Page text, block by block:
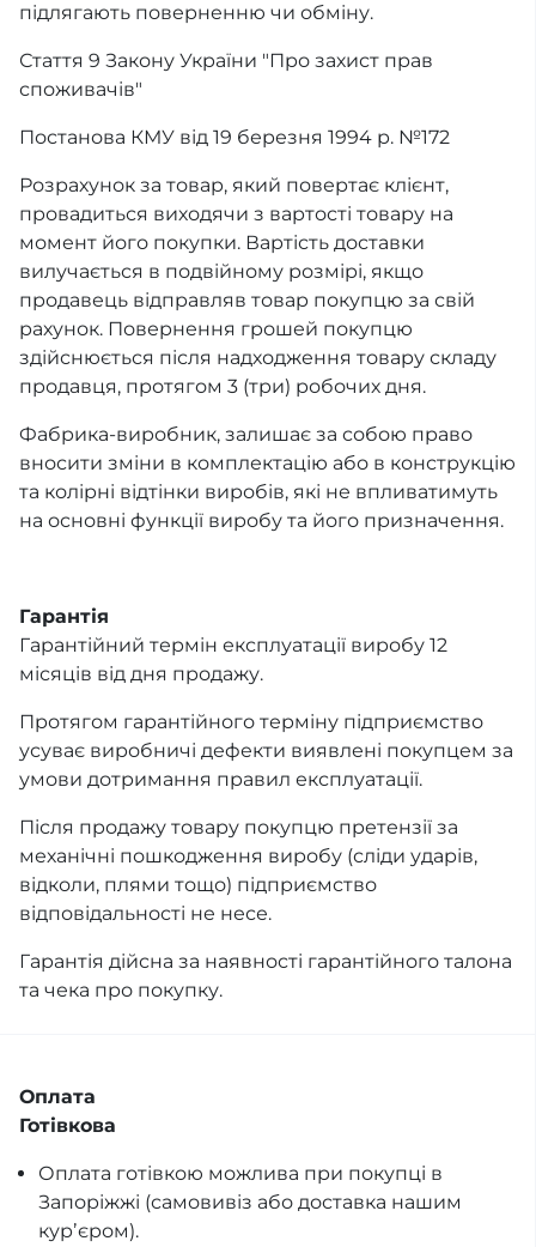
підлягають поверненню чи обміну.
Стаття 9 Закону України "Про захист прав
споживачів"
Постанова КМУ від 19 березня 1994 р. №172
Розрахунок за товар, який повертає клієнт,
провадиться виходячи з вартості товару на
момент його покупки. Вартість доставки
вилучається в подвійному розмірі, якщо
продавець відправляв товар покупцю за свій
рахунок. Повернення грошей покупцю
здійснюється після надходження товару складу
продавця, протягом 3 (три) робочих дня.
Фабрика-виробник, залишає за собою право
вносити зміни в комплектацію або в конструкцію
та колірні відтінки виробів, які не впливатимуть
на основні функції виробу та його призначення.
Гарантія
Гарантійний термін експлуатації виробу 12
місяців від дня продажу.
Протягом гарантійного терміну підприємство
усуває виробничі дефекти виявлені покупцем за
умови дотримання правил експлуатації.
Після продажу товару покупцю претензії за
механічні пошкодження виробу (сліди ударів,
відколи, плями тощо) підприємство
відповідальності не несе.
Гарантія дійсна за наявності гарантійного талона
та чека про покупку.
Оплата
Готівкова
Оплата готівкою можлива при покупці в
Запоріжжі (самовивіз або доставка нашим
курʼєром).